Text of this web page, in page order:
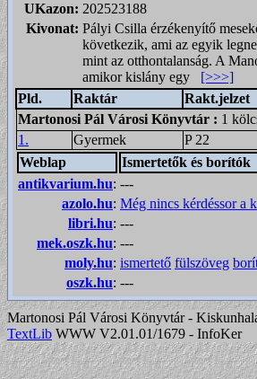
UKazon: 202523188
Kivonat: Pályi Csilla érzékenyítő
következik, ami az egyik
mint az otthontalanság. A
amikor kislány egy [>>>]
Pld.
Raktár Rakt.jelzet
Martonosi Pál Városi Könyvtár : 1
1.
Gyermek P 22
Weblap
Ismertetők és borítók
antikvarium.hu: ---
azolo.hu: Még nincs kérdéssor a
libri.hu: ---
mek.oszk.hu: ---
moly.hu: ismertető fülszöveg
oszk.hu: ---
Martonosi Pál Városi Könyvtár -
TextLib WWW V2.01.01/1679 - InfoKer